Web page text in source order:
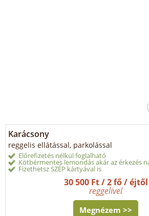
Karácsony
reggelis ellátással, parkolással
Előrefizetés nélkül foglalható
Kötbérmentes lemondás akár az érkezés
Fizethetsz SZÉP kártyával is
30 500 Ft / 2 fő / éjtől
reggelivel
Megnézem >>